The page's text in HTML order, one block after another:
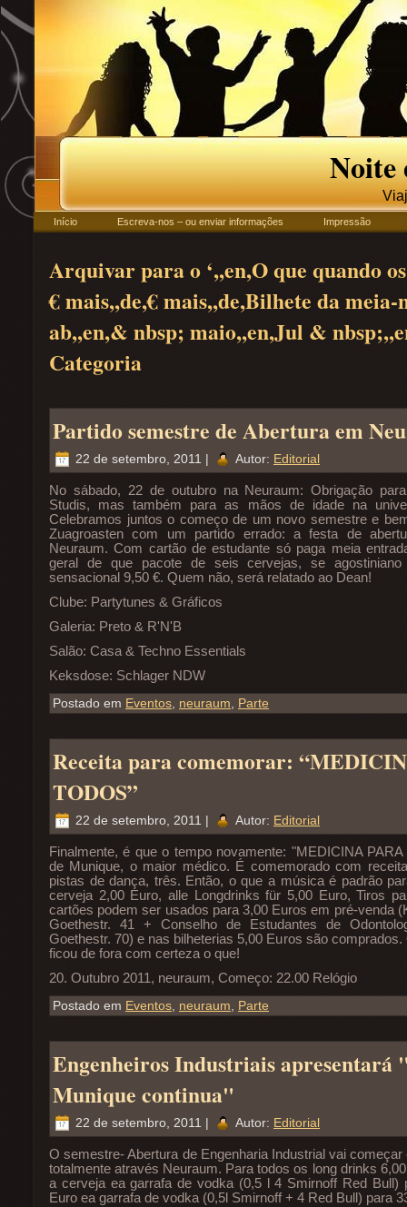
Noite
Início Escreva-nos – ou enviar informações Impressão
Arquivar para o ‘,,en,O que quando
€ mais,,de,€ mais,,de,Bilhete da meia-
ab,,en,& nbsp; maio,,en,Jul &
Categoria
Partido semestre de Abertura em
22 de setembro, 2011 | Autor: Editorial
No sábado, 22 de outubro na Neuraum: Obrigação
Studis, mas também para as mãos de idade na
Celebramos juntos o começo de um novo semestre e
Zuagroasten com um partido errado: a festa de
Neuraum. Com cartão de estudante só paga meia
geral de que pacote de seis cervejas, se
sensacional 9,50 €. Quem não, será relatado ao Dean!
Clube: Partytunes & Gráficos
Galeria: Preto & R'N'B
Salão: Casa & Techno Essentials
Keksdose: Schlager NDW
Postado em Eventos, neuraum, Parte
Receita para comemorar:
TODOS”
22 de setembro, 2011 | Autor: Editorial
Finalmente, é que o tempo novamente: "MEDICINA
de Munique, o maior médico. É comemorado com
pistas de dança, três. Então, o que a música é padrão
cerveja 2,00 Euro, alle Longdrinks für 5,00 Euro, Tiros
cartões podem ser usados ​​para 3,00 Euros em pré-venda
Goethestr. 41 + Conselho de Estudantes de
Goethestr. 70) e nas bilheterias 5,00 Euros são
ficou de fora com certeza o que!
20. Outubro 2011, neuraum, Começo: 22.00 Relógio
Postado em Eventos, neuraum, Parte
Engenheiros Industriais apresentará
Munique continua"
22 de setembro, 2011 | Autor: Editorial
O semestre- Abertura de Engenharia Industrial vai começar
totalmente através Neuraum. Para todos os long drinks
a cerveja ea garrafa de vodka (0,5 l 4 Smirnoff Red Bull)
Euro ea garrafa de vodka (0,5l Smirnoff + 4 Red Bull) para